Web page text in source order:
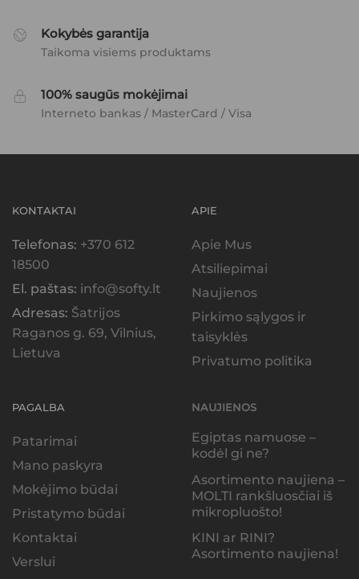
Kokybės garantija
Taikoma visiems produktams
100% saugūs mokėjimai
Interneto bankas / MasterCard / Visa
KONTAKTAI
Telefonas: +370 612
18500
El. paštas: info@softy.lt
Adresas: Šatrijos
Raganos g. 69, Vilnius,
Lietuva
APIE
Apie Mus
Atsiliepimai
Naujienos
Pirkimo sąlygos ir
taisyklės
Privatumo politika
PAGALBA
Patarimai
Mano paskyra
Mokėjimo būdai
Pristatymo būdai
Kontaktai
Verslui
NAUJIENOS
Egiptas namuose –
kodėl gi ne?
Asortimento naujiena –
MOLTI rankšluosčiai iš
mikropluošto!
KINI ar RINI?
Asortimento naujiena!